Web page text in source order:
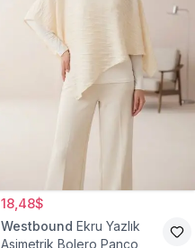
18,48$
Westbound Ekru Yazlık
Asimetrik Bolero Panço